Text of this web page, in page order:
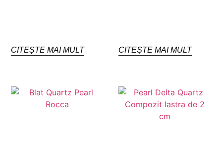
CITEȘTE MAI MULT CITEȘTE MAI MULT